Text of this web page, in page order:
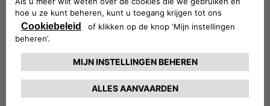
DIENSTEN EN OPLOSSINGEN
Haal alles uit uw Jeep® Avenger
- Een volledig gamma
oplaadoplossingen en accessoires
die bij uw levensstijl passen